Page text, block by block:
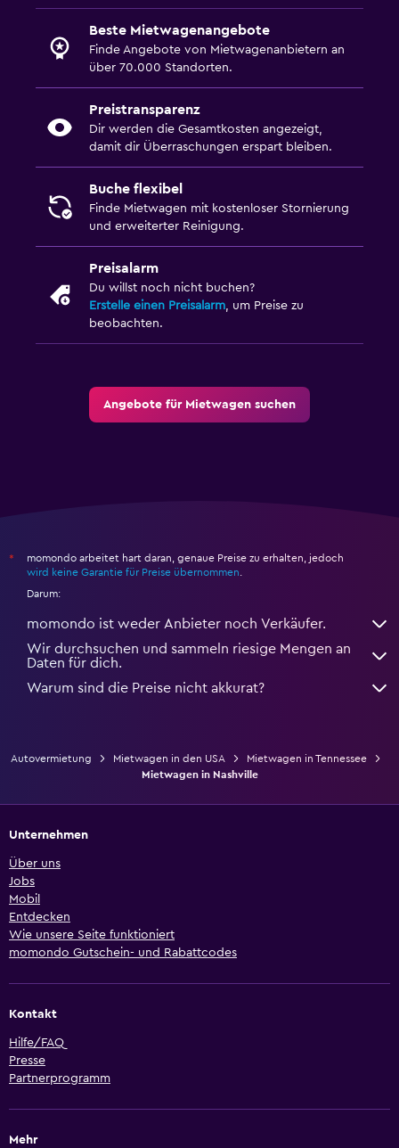
Beste Mietwagenangebote
Finde Angebote von Mietwagenanbietern an
über 70.000 Standorten.
Preistransparenz
Dir werden die Gesamtkosten angezeigt,
damit dir Überraschungen erspart bleiben.
Buche flexibel
Finde Mietwagen mit kostenloser Stornierung
und erweiterter Reinigung.
Preisalarm
Du willst noch nicht buchen?
Erstelle einen Preisalarm, um Preise zu
beobachten.
Angebote für Mietwagen suchen
*
momondo arbeitet hart daran, genaue Preise zu erhalten, jedoch
wird keine Garantie für Preise übernommen
Darum:
momondo ist weder Anbieter noch Verkäufer.
Wir durchsuchen und sammeln riesige Mengen an
Daten für dich.
Warum sind die Preise nicht akkurat?
Autovermietung Mietwagen in den USA
Mietwagen in Tennessee
Mietwagen in Nashville
Unternehmen
Über uns
Jobs
Mobil
Entdecken
Wie unsere Seite funktioniert
momondo Gutschein- und Rabattcodes
Kontakt
Hilfe/FAQ
Presse
Partnerprogramm
Mehr